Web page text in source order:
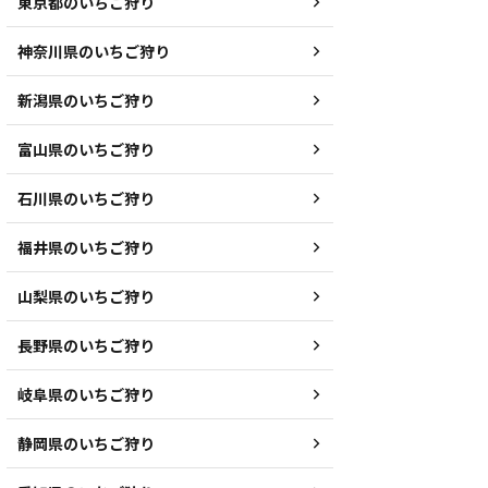
神奈川県のいちご狩り
新潟県のいちご狩り
富山県のいちご狩り
石川県のいちご狩り
福井県のいちご狩り
山梨県のいちご狩り
長野県のいちご狩り
岐阜県のいちご狩り
静岡県のいちご狩り